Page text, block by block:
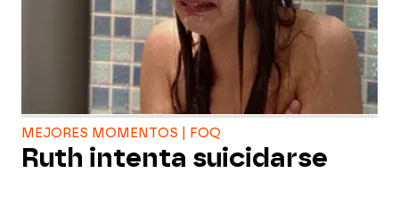
MEJORES MOMENTOS | FOQ
Ruth intenta suicidarse